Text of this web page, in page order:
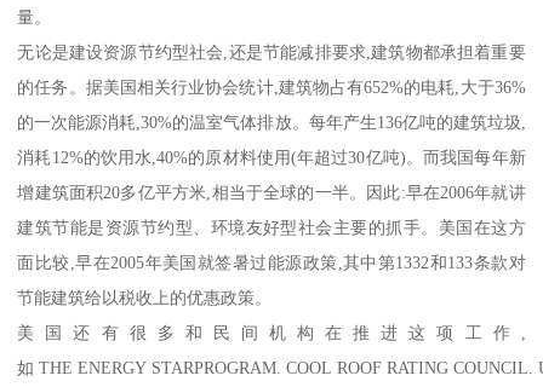
量。
无论是建设资源节约型社会,还是节能减排要求,建筑物都承担着重要
的任务。据美国相关行业协会统计,建筑物占有652%的电耗,大于36%
的一次能源消耗,30%的温室气体排放。每年产生136亿吨的建筑垃圾,
消耗12%的饮用水,40%的原材料使用(年超过30亿吨)。而我国每年新
增建筑面积20多亿平方米,相当于全球的一半。因此:早在2006年就讲
建筑节能是资源节约型、环境友好型社会主要的抓手。美国在这方
面比较,早在2005年美国就签暑过能源政策,其中第1332和133条款对
节能建筑给以税收上的优惠政策。
美国还有很多和民间机构在推进这项工作,
如 THE ENERGY STARPROGRAM. COOL ROOF RATING COUNCIL.